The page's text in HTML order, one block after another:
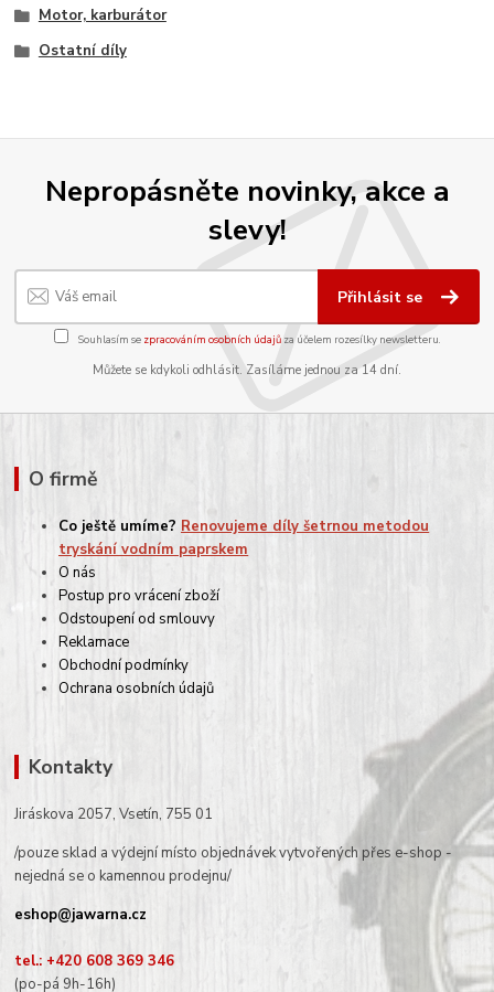
Motor, karburátor
Ostatní díly
Nepropásněte novinky, akce a
slevy!
Přihlásit se
Souhlasím se zpracováním osobních údajůza účelem rozesílky newsletteru.
Můžete se kdykoli odhlásit. Zasíláme jednou za 14 dní.
O firmě
Co ještě umíme? Renovujeme díly šetrnou metodou
tryskání vodním paprskem
O nás
Postup pro vrácení zboží
Odstoupení od smlouvy
Reklamace
Obchodní podmínky
Ochrana osobních údajů
Kontakty
Jiráskova 2057, Vsetín, 755 01
/pouze sklad a výdejní místo objednávek vytvořených přes e-shop -
nejedná se o kamennou prodejnu/
eshop@jawarna.cz
tel.: +420 608 369 346
(po-pá 9h-16h)